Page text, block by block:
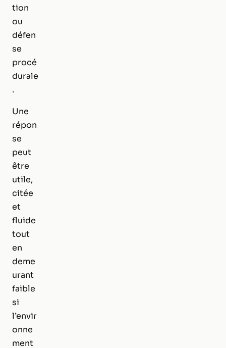
tion
ou
défen
se
procé
durale
.
Une
répon
se
peut
être
utile,
citée
et
fluide
tout
en
deme
urant
faible
si
l’envir
onne
ment